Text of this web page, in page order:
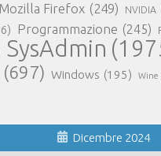
Mozilla Firefox (249) NVIDIA
Programmazione (245)
SysAdmin
(697) Windows (195) Wine
Dicembre 2024